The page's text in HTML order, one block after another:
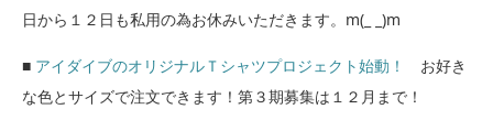
日から１２日も私用の為お休みいただきます。m(_ _)m
■ アイダイブのオリジナルＴシャツプロジェクト始動！
お好き
な色とサイズで注文できます！第３期募集は１２月まで！